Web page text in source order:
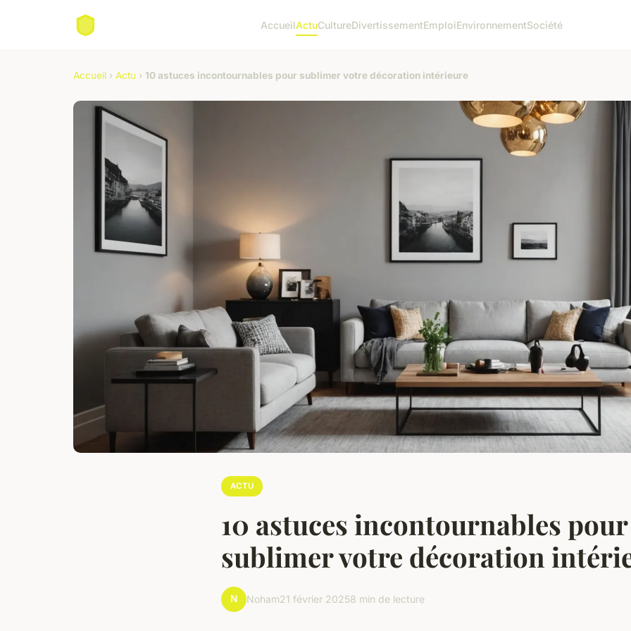
AccueilActuCultureDivertissementEmploiEnvironnementSociété
Accueil › Actu › 10 astuces incontournables pour sublimer votre décoration intérieure
ACTU
10 astuces incontournables pour
sublimer votre décoration
N Noham21 février 20258 min de lecture